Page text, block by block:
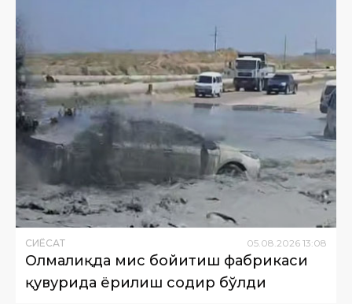
СИËСАТ 05.08.2026 13:08
Олмалиқда мис бойитиш фабрикаси
қувурида ёрилиш содир бўлди